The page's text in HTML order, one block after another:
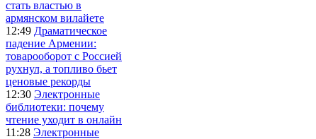
стать властью в
армянском вилайете
12:49 Драматическое
падение Армении:
товарооборот с Россией
рухнул, а топливо бьет
ценовые рекорды
12:30 Электронные
библиотеки: почему
чтение уходит в онлайн
11:28 Электронные